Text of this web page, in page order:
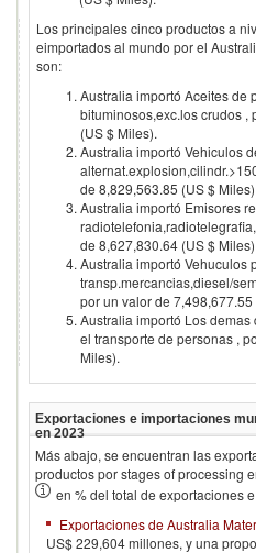
Los principales cinco productos a
eimportados al mundo por el
son:
Australia importó Aceites de
bituminosos,exc.los crudos ,
(US $ Miles).
Australia importó Vehiculos
de 8,829,563.85 (US $ Miles).
Australia importó Emisores
de 8,627,830.64 (US $ Miles).
Australia importó Vehuculos
transp.mercancias,diesel/
por un valor de 7,498,677.55
Australia importó Los
el transporte de personas ,
Miles).
Exportaciones e importaciones
en 2023
Más abajo, se encuentran las
productos por stages of processing
en % del total de exportaciones
Exportaciones de Australia
US$ 229,604 millones, y una